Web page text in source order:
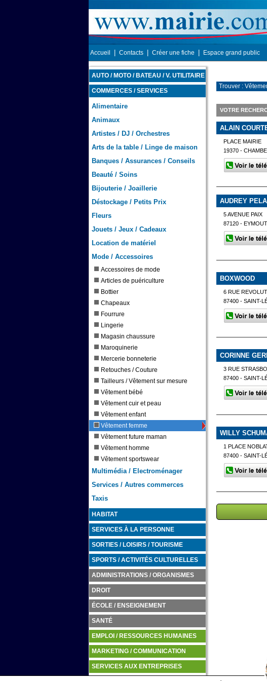
Accueil Contacts Créer une fiche Espace grand public
AUTO / MOTO / BATEAU / V. UTILITAIRE
COMMERCES / SERVICES
Alimentaire
Animaux
Artistes / DJ / Orchestres
Arts de la table / Linge de maison
Banques / Assurances / Conseils
Beauté / Soins
Bijouterie / Joaillerie
Déstockage / Petits Prix
Fleurs
Jouets / Jeux / Cadeaux
Location de matériel
Mode / Accessoires
Accessoires de mode
Articles de puériculture
Bottier
Chapeaux
Fourrure
Lingerie
Magasin chaussure
Maroquinerie
Mercerie bonneterie
Retouches / Couture
Tailleurs / Vêtement sur mesure
Vêtement bébé
Vêtement cuir et peau
Vêtement enfant
Vêtement femme
Vêtement future maman
Vêtement homme
Vêtement sportswear
Multimédia / Electroménager
Services / Autres commerces
Taxis
HABITAT
SERVICES À LA PERSONNE
SORTIES / LOISIRS / TOURISME
SPORTS / ACTIVITÉS CULTURELLES
ADMINISTRATIONS / ORGANISMES
DROIT
ÉCOLE / ENSEIGNEMENT
SANTÉ
EMPLOI / RESSOURCES HUMAINES
MARKETING / COMMUNICATION
SERVICES AUX ENTREPRISES
Trouver :
VOTRE
ALAIN
PLACE MAIRIE
19370 -
AUDREY
5 AVENUE PAIX
87120 -
BOXWOOD
6 RUE
87400 - SAINT-
CORINNE
3 RUE
87400 - SAINT-
WILLY
1 PLACE
87400 - SAINT-